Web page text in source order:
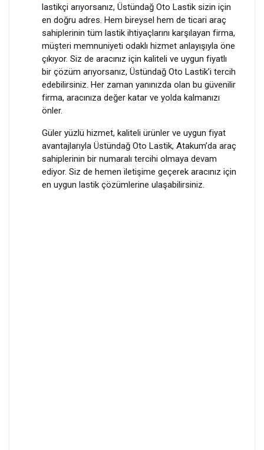
lastikçi arıyorsanız, Üstündağ Oto Lastik sizin için
en doğru adres. Hem bireysel hem de ticari araç
sahiplerinin tüm lastik ihtiyaçlarını karşılayan firma,
müşteri memnuniyeti odaklı hizmet anlayışıyla öne
çıkıyor. Siz de aracınız için kaliteli ve uygun fiyatlı
bir çözüm arıyorsanız, Üstündağ Oto Lastik’i tercih
edebilirsiniz. Her zaman yanınızda olan bu güvenilir
firma, aracınıza değer katar ve yolda kalmanızı
önler.
Güler yüzlü hizmet, kaliteli ürünler ve uygun fiyat
avantajlarıyla Üstündağ Oto Lastik, Atakum’da araç
sahiplerinin bir numaralı tercihi olmaya devam
ediyor. Siz de hemen iletişime geçerek aracınız için
en uygun lastik çözümlerine ulaşabilirsiniz.